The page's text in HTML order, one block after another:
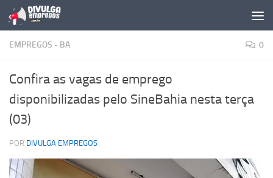
Skip to content
EMPREGOS - BA 0
Confira as vagas de emprego
disponibilizadas pelo SineBahia nesta terça
(03)
POR DIVULGA EMPREGOS